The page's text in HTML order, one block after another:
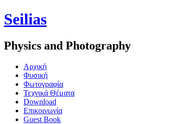
Seilias
Physics and Photography
Aρχική
Φυσική
Φωτογραφία
Τεχνικά Θέματα
Download
Επικοινωνία
Guest Book